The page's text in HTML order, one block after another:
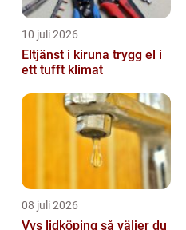
10 juli 2026
Eltjänst i kiruna trygg el i
ett tufft klimat
08 juli 2026
Vvs lidköping så väljer du